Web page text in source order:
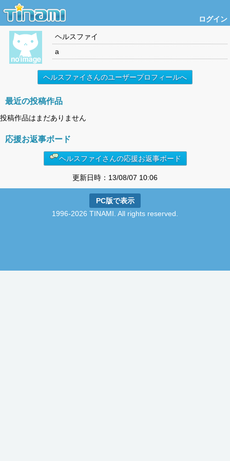
ログイン
ヘルスファイ
a
ヘルスファイさんのユーザープロフィールへ
最近の投稿作品
投稿作品はまだありません
応援お返事ボード
ヘルスファイさんの応援お返事ボード
更新日時：13/08/07 10:06
PC版で表示
1996-2026 TINAMI. All rights reserved.